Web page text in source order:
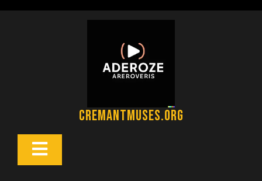
cremantmuses.org
Botón